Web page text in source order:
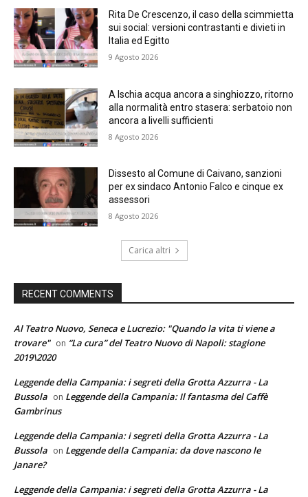
Rita De Crescenzo, il caso della scimmietta
sui social: versioni contrastanti e divieti in
Italia ed Egitto
9 Agosto 2026
A Ischia acqua ancora a singhiozzo, ritorno
alla normalità entro stasera: serbatoio non
ancora a livelli sufficienti
8 Agosto 2026
Dissesto al Comune di Caivano, sanzioni
per ex sindaco Antonio Falco e cinque ex
assessori
8 Agosto 2026
Carica altri
RECENT COMMENTS
Al Teatro Nuovo, Seneca e Lucrezio: "Quando la vita ti viene a
trovare" on “La cura” del Teatro Nuovo di Napoli: stagione
2019\2020
Leggende della Campania: i segreti della Grotta Azzurra - La
Bussola on Leggende della Campania: Il fantasma del Caffè
Gambrinus
Leggende della Campania: i segreti della Grotta Azzurra - La
Bussola on Leggende della Campania: da dove nascono le
Janare?
Leggende della Campania: i segreti della Grotta Azzurra - La